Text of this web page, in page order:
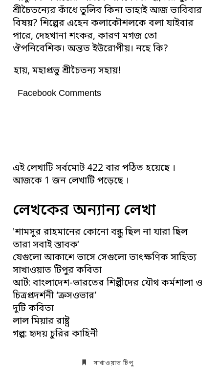
শ্রীচৈতন্যের কাঁধে তুলিব কিনা তাহাই আজ ভাবিবার
বিষয়? শিল্পের এহেন কলাকৌশলকে বলা যাইবার
পারে, দেহখানা শংকর, কারণ মগজ তো
ঔপনিবেশিক। অন্তত ইউরোপীয়। নহে কি?
হায়, মহাপ্রভু শ্রীচৈতন্য সহায়!
Facebook Comments
এই লেখাটি সর্বমোট 422 বার পঠিত হয়েছে ।
আজকে 1 জন লেখাটি পড়েছে ।
লেখকের অন্যান্য লেখা
'শামসুর রাহমানের কোনো বন্ধু ছিল না যারা ছিল
তারা সবাই স্তাবক'
যেগুলো আকাশে ভাসে সেগুলো তাৎক্ষণিক সাহিত্য
সাখাওয়াত টিপুর কবিতা
আর্ট: বাংলাদেশ-ভারতের শিল্পীদের যৌথ কর্মশালা ও
চিত্রপ্রদর্শনী ‘ক্রসওভার’
দুটি কবিতা
লাল মিয়ার রাষ্ট্র
গল্প: হৃদয় চুরির কাহিনী
সাখাওয়াত টিপু